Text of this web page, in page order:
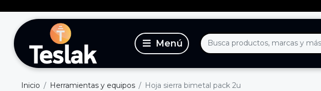
Inicio Herramientas y equipos Hoja sierra bimetal pack 2u